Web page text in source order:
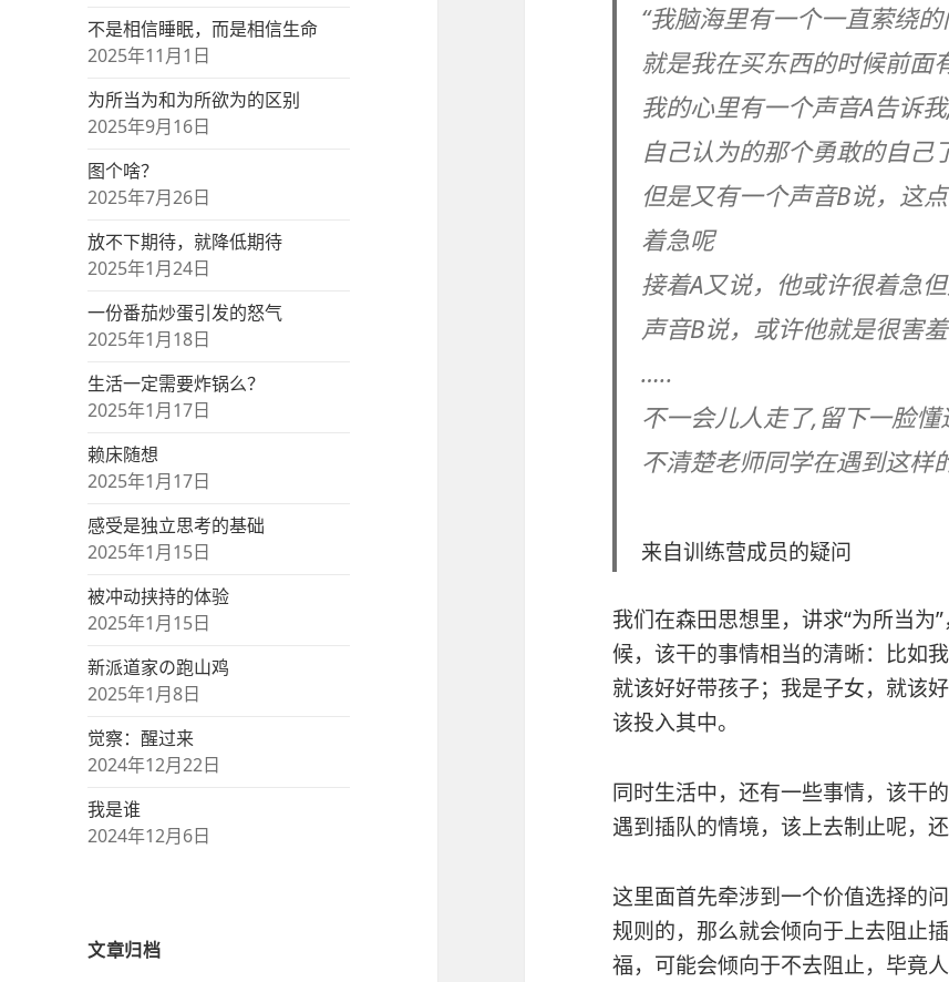
不是相信睡眠，而是相信生命
2025年11月1日
为所当为和为所欲为的区别
2025年9月16日
图个啥？
2025年7月26日
放不下期待，就降低期待
2025年1月24日
一份番茄炒蛋引发的怒气
2025年1月18日
生活一定需要炸锅么？
2025年1月17日
赖床随想
2025年1月17日
感受是独立思考的基础
2025年1月15日
被冲动挟持的体验
2025年1月15日
新派道家の跑山鸡
2025年1月8日
觉察：醒过来
2024年12月22日
我是谁
2024年12月6日
文章归档
“我脑海里有一个一直萦绕
就是我在买东西的时候前面
我的心里有一个声音A告诉
自己认为的那个勇敢的自己
但是又有一个声音B说，这
着急呢
接着A又说，他或许很着急
声音B说，或许他就是很害
…..
不一会儿人走了,留下一脸懂
不清楚老师同学在遇到这样
来自训练营成员的疑问
我们在森田思想里，讲求“为所当
候，该干的事情相当的清晰：比如
就该好好带孩子；我是子女，就该
该投入其中。
同时生活中，还有一些事情，该干
遇到插队的情境，该上去制止呢，
这里面首先牵涉到一个价值选择的
规则的，那么就会倾向于上去阻止
福，可能会倾向于不去阻止，毕竟